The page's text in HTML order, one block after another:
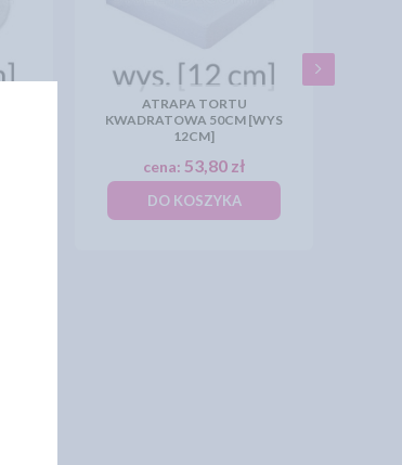
ATRAPA TORTU
KWADRATOWA 50CM [WYS
12CM]
cena: 53,80 zł
DO KOSZYKA